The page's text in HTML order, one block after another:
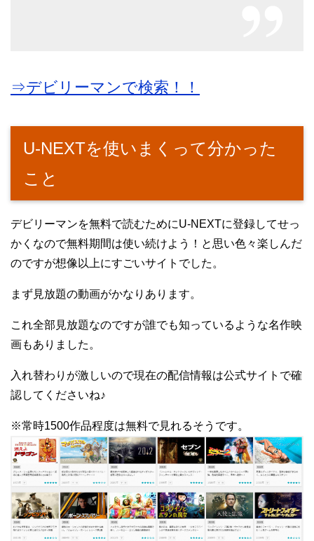
⇒デビリーマンで検索！！
U-NEXTを使いまくって分かった
こと
デビリーマンを無料で読むためにU-NEXTに登録してせっ
かくなので無料期間は使い続けよう！と思い色々楽しんだ
のですが想像以上にすごいサイトでした。
まず見放題の動画がかなりあります。
これ全部見放題なのですが誰でも知っているような名作映
画もありました。
入れ替わりが激しいので現在の配信情報は公式サイトで確
認してくださいね♪
※常時1500作品程度は無料で見れるそうです。